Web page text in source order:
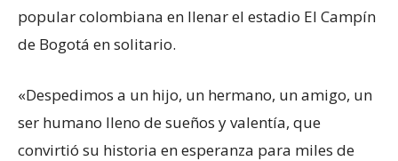
popular colombiana en llenar el estadio El Campín
de Bogotá en solitario.
«Despedimos a un hijo, un hermano, un amigo, un
ser humano lleno de sueños y valentía, que
convirtió su historia en esperanza para miles de